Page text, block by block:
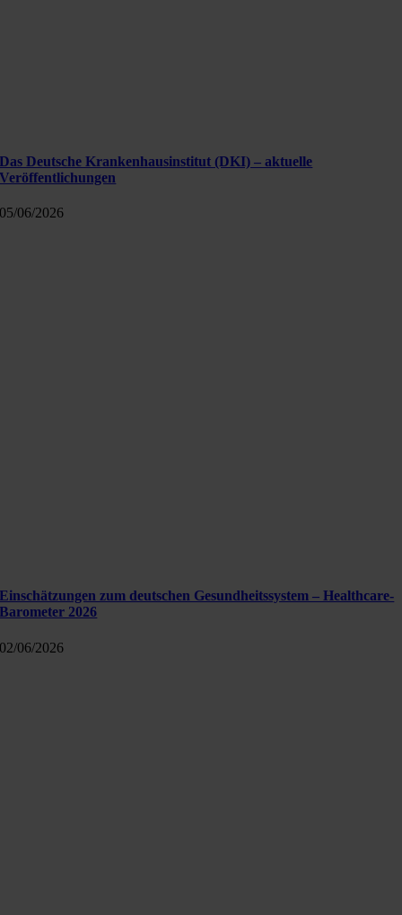
Das Deutsche Krankenhausinstitut (DKI) – aktuelle
Veröffentlichungen
05/06/2026
Einschätzungen zum deutschen Gesundheitssystem – Healthcare-
Barometer 2026
02/06/2026